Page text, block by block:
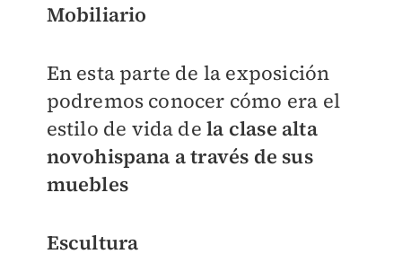
Mobiliario
En esta parte de la exposición
podremos conocer cómo era el
estilo de vida de la clase alta
novohispana a través de sus
muebles
Escultura